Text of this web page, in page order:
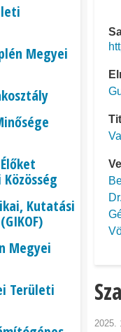
2025.
Megyei
Kutatási
Megyei
Területi